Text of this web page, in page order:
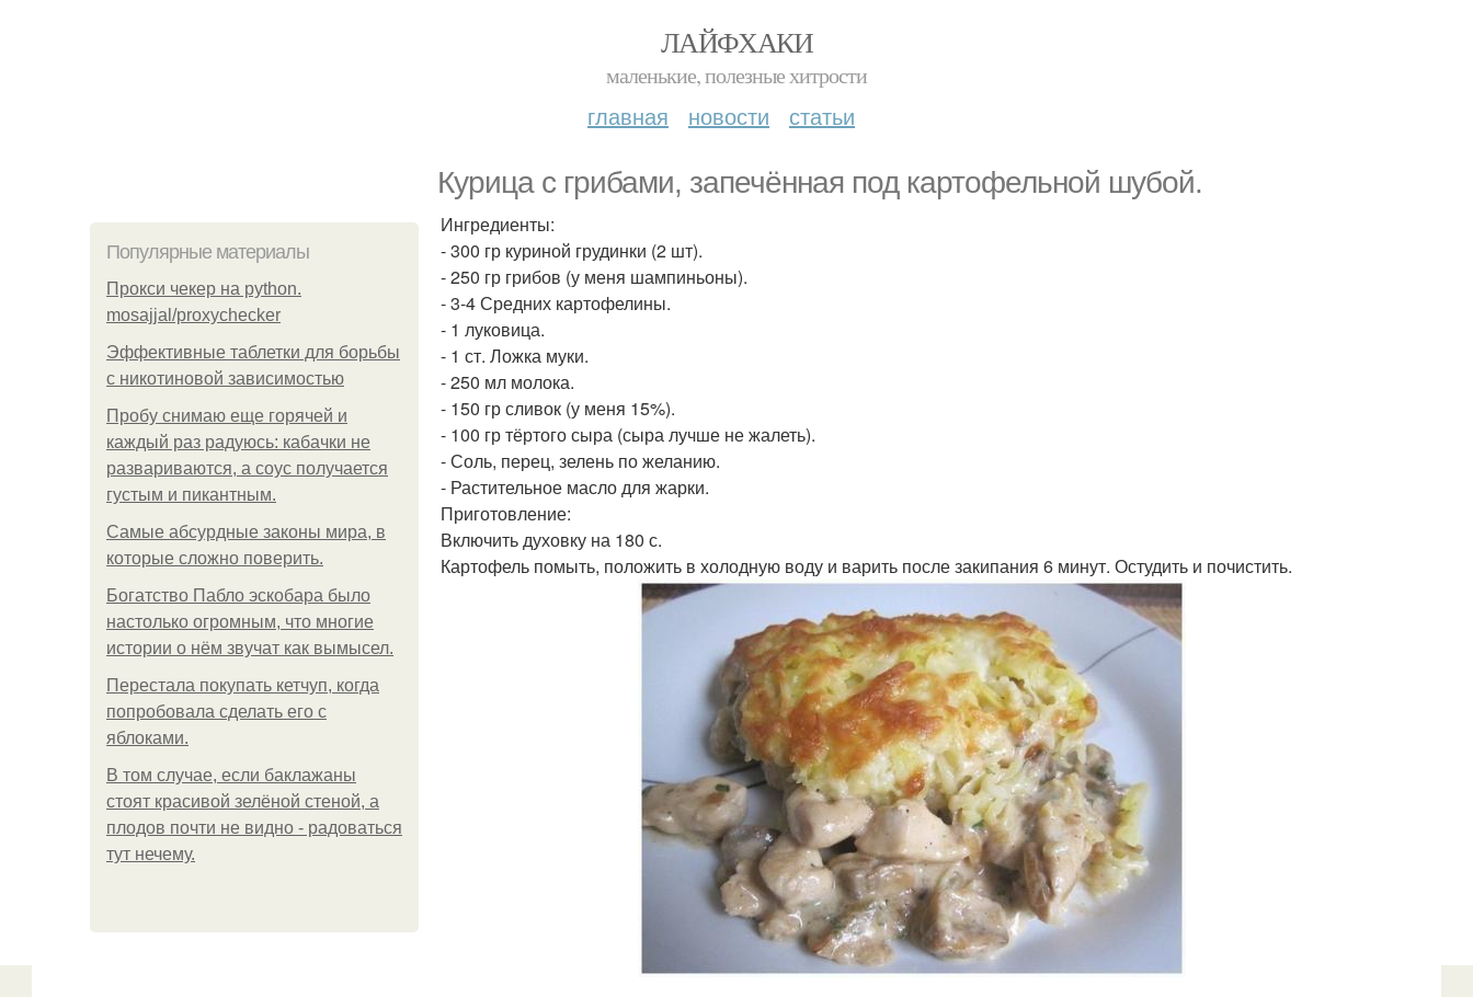
ЛАЙФХАКИ
маленькие, полезные хитрости
главная новости статьи
Курица с грибами, запечённая под картофельной шубой.
Популярные материалы
Прокси чекер на python.
mosajjal/proxychecker
Эффективные таблетки для борьбы
с никотиновой зависимостью
Пробу снимаю еще горячей и
каждый раз радуюсь: кабачки не
развариваются, а соус получается
густым и пикантным.
Самые абсурдные законы мира, в
которые сложно поверить.
Богатство Пабло эскобара было
настолько огромным, что многие
истории о нём звучат как вымысел.
Перестала покупать кетчуп, когда
попробовала сделать его с
яблоками.
В том случае, если баклажаны
стоят красивой зелёной стеной, а
плодов почти не видно - радоваться
тут нечему.
Ингредиенты:
- 300 гр куриной грудинки (2 шт).
- 250 гр грибов (у меня шампиньоны).
- 3-4 Средних картофелины.
- 1 луковица.
- 1 ст. Ложка муки.
- 250 мл молока.
- 150 гр сливок (у меня 15%).
- 100 гр тёртого сыра (сыра лучше не жалеть).
- Соль, перец, зелень по желанию.
- Растительное масло для жарки.
Приготовление:
Включить духовку на 180 с.
Картофель помыть, положить в холодную воду и варить после закипания 6 минут. Остудить и почистить.